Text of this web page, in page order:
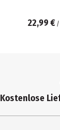
22,99 € /
Kostenlose